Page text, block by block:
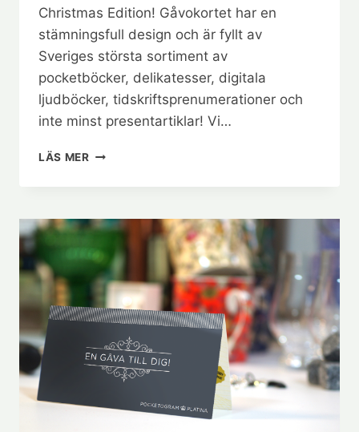
Christmas Edition! Gåvokortet har en
stämningsfull design och är fyllt av
Sveriges största sortiment av
pocketböcker, delikatesser, digitala
ljudböcker, tidskriftsprenumerationer och
inte minst presentartiklar! Vi…
LÄS MERSVERIGES
TILL
MEDARBETARE
OCH
KUNDER